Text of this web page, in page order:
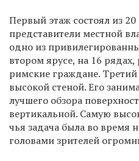
Первый этаж состоял из
представители местной
одно из
втором ярусе, на 16 рядах,
римские граждане.
высокой стеной. Его
лучшего обзора
вертикальной. Самую
чья задача была во время
головами зрителей